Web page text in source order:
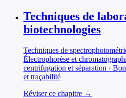
Techniques de
biotechnologies
Techniques de
Électrophorèse et
centrifugation et séparation ·
et traçabilité
Réviser ce chapitre →